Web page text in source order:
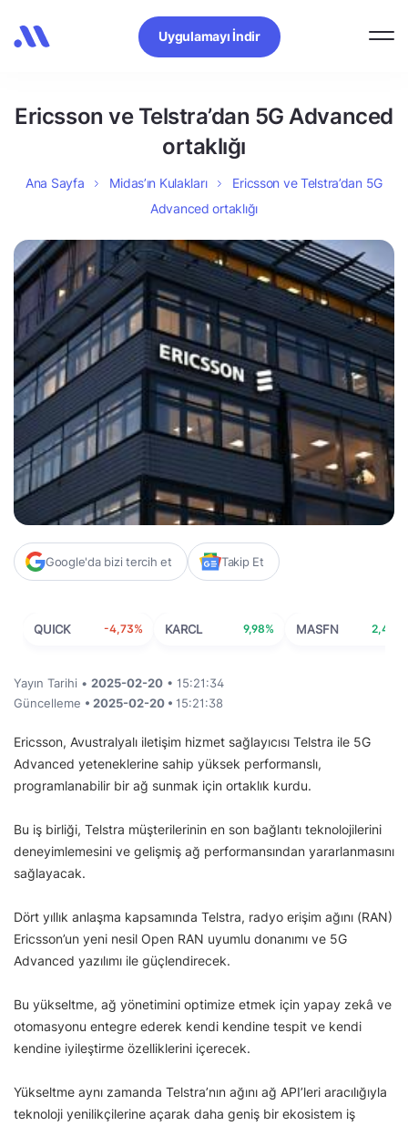
Uygulamayı İndir
Ericsson ve Telstra’dan 5G Advanced
ortaklığı
Ana Sayfa Midas’ın Kulakları
Ericsson ve Telstra’dan 5G
Advanced ortaklığı
Google'da bizi tercih et Takip Et
QUICK -4,73% KARCL 9,98% MASFN 2,44%
Yayın Tarihi • 2025-02-20 • 15:21:34
Güncelleme • 2025-02-20 • 15:21:38
Ericsson, Avustralyalı iletişim hizmet sağlayıcısı Telstra ile 5G
Advanced yeteneklerine sahip yüksek performanslı,
programlanabilir bir ağ sunmak için ortaklık kurdu.
Bu iş birliği, Telstra müşterilerinin en son bağlantı teknolojilerini
deneyimlemesini ve gelişmiş ağ performansından yararlanmasını
sağlayacak.
Dört yıllık anlaşma kapsamında Telstra, radyo erişim ağını (RAN)
Ericsson’un yeni nesil Open RAN uyumlu donanımı ve 5G
Advanced yazılımı ile güçlendirecek.
Bu yükseltme, ağ yönetimini optimize etmek için yapay zekâ ve
otomasyonu entegre ederek kendi kendine tespit ve kendi
kendine iyileştirme özelliklerini içerecek.
Yükseltme aynı zamanda Telstra’nın ağını ağ API’leri aracılığıyla
teknoloji yenilikçilerine açarak daha geniş bir ekosistem iş